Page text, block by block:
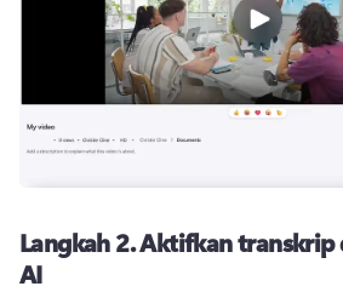
Langkah 2.Aktifkan transkrip
AI